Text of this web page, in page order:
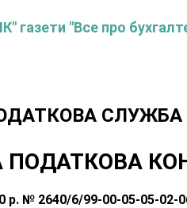
газети "Все про
СЛУЖБА
ПОДАТКОВА
р. № 2640/6/99-00-05-05-02-